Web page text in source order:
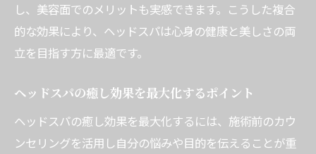
し、美容面でのメリットも実感できます。こうした複合
的な効果により、ヘッドスパは心身の健康と美しさの両
立を目指す方に最適です。
ヘッドスパの癒し効果を最大化するポイント
ヘッドスパの癒し効果を最大化するには、施術前のカウ
ンセリングを活用し自分の悩みや目的を伝えることが重